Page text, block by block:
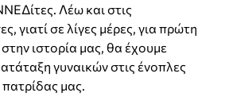
Λέω και στις
γιατί σε λίγες μέρες, για πρώτη
ιστορία μας, θα έχουμε
γυναικών στις ένοπλες
πατρίδας μας.